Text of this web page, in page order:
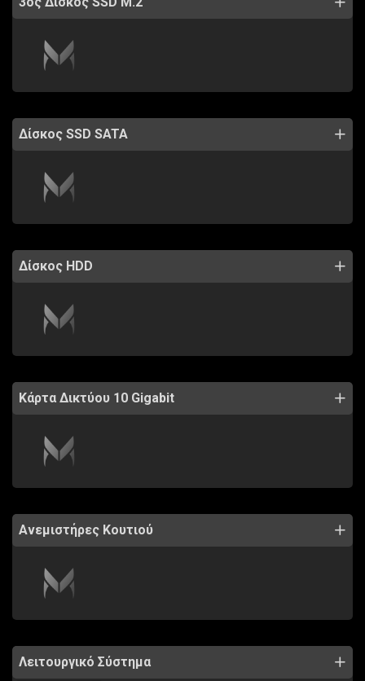
Δίσκος SSD SATA
Δίσκος HDD
Κάρτα Δικτύου 10 Gigabit
Ανεμιστήρες Κουτιού
Λειτουργικό Σύστημα